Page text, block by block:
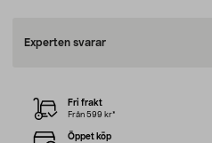
Experten svarar
Fri frakt
Från 599 kr*
Öppet köp